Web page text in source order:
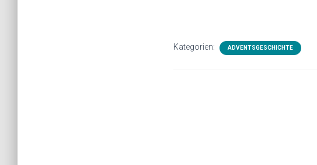
Kategorien: ADVENTSGESCHICHTE